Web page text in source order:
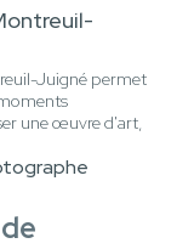
Juigné permet
une œuvre d'art,